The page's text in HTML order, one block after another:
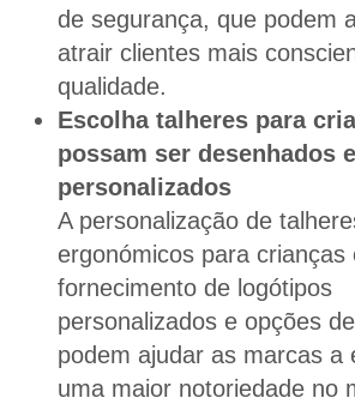
de segurança, que podem
atrair clientes mais
qualidade.
Escolha talheres para
possam ser desenhados e
personalizados
A personalização de
ergonómicos para crianças
fornecimento de logótipos
personalizados e opções
podem ajudar as marcas a
uma maior notoriedade no